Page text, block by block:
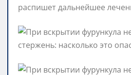
распишет дальнейшее